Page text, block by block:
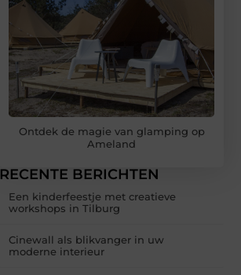
Ontdek de magie van glamping op
Ameland
RECENTE BERICHTEN
Een kinderfeestje met creatieve
workshops in Tilburg
Cinewall als blikvanger in uw
moderne interieur